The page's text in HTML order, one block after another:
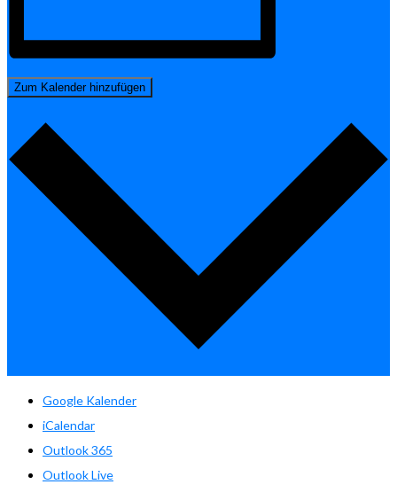
Zum Kalender hinzufügen
Google Kalender
iCalendar
Outlook 365
Outlook Live